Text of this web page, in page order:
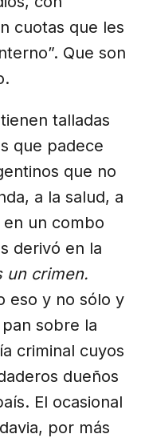
cuotas que les
Que son
talladas
que padece
que no
a la salud, a
en un combo
derivó en la
un crimen.
eso y no sólo y
sobre la
criminal cuyos
dueños
El ocasional
por más